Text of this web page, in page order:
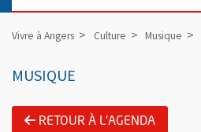
Vivre à Angers Culture Musique
MUSIQUE
RETOUR À L'AGENDA